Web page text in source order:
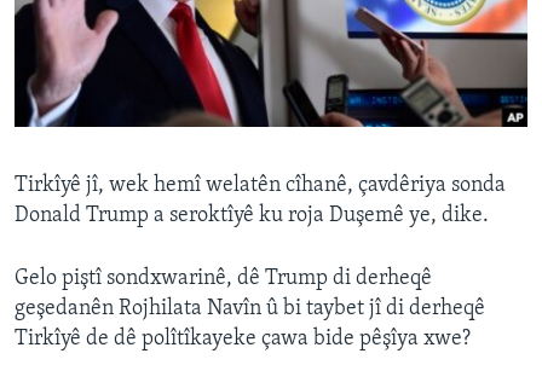
ÇAND Û HUNER
SERNIVÎS
SORANÎ
Learning English
Zimanên Din
Tirkîyê jî, wek hemî welatên cîhanê, çavdêriya sonda
Donald Trump a seroktîyê ku roja Duşemê ye, dike.
Gelo piştî sondxwarinê, dê Trump di derheqê
geşedanên Rojhilata Navîn û bi taybet jî di derheqê
Tirkîyê de dê polîtîkayeke çawa bide pêşîya xwe?